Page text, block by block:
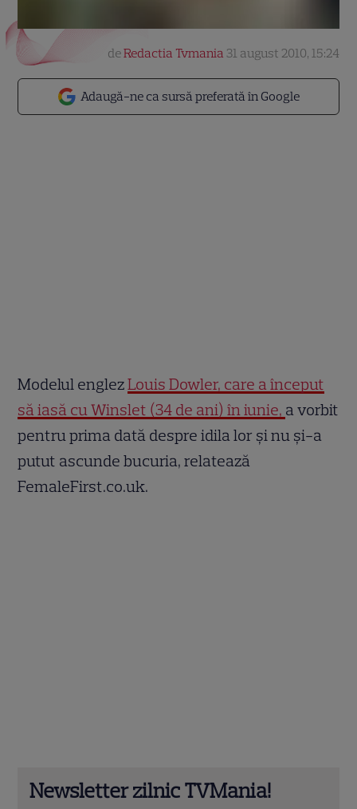
Adaugă-ne ca sursă preferată în Google
deRedactia Tvmania 31 august 2010, 15:24
Modelul englezLouis Dowler, care a început
să iasă cu Winslet (34 de ani) în iunie, a vorbit
pentru prima dată despre idila lor şi nu şi-a
putut ascunde bucuria, relatează
FemaleFirst.co.uk.
Newsletter zilnic TVMania!